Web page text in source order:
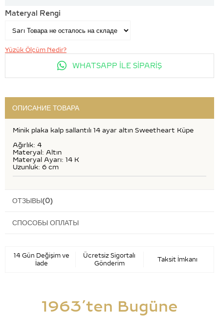
Materyal Rengi
Yüzük Ölçüm Nedir?
WHATSAPP İLE SİPARİŞ
ОПИСАНИЕ ТОВАРА
Minik plaka kalp sallantılı 14 ayar altın Sweetheart Küpe
Ağırlık: 4
Materyal: Altın
Materyal Ayarı: 14 K
Uzunluk: 6 cm
ОТЗЫВЫ(0)
СПОСОБЫ ОПЛАТЫ
14 Gün Değişim ve
İade
Ücretsiz Sigortalı
Gönderim
Taksit İmkanı
1963’ten Bugüne